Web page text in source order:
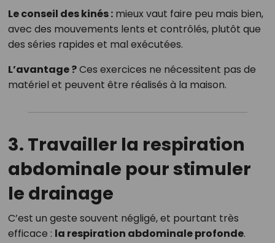
Le conseil des kinés :mieux vaut faire peu mais bien,
avec des mouvements lents et contrôlés, plutôt que
des séries rapides et mal exécutées.
L’avantage ?Ces exercices ne nécessitent pas de
matériel et peuvent être réalisés à la maison.
3. Travailler la respiration
abdominale pour stimuler
le drainage
C’est un geste souvent négligé, et pourtant très
efficace : la respiration abdominale profonde.